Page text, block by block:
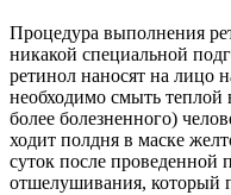
Процедура выполнения
никакой специальной
ретинол наносят на лицо
необходимо смыть теплой
более болезненного)
ходит полдня в маске
суток после проведенной
отшелушивания, который